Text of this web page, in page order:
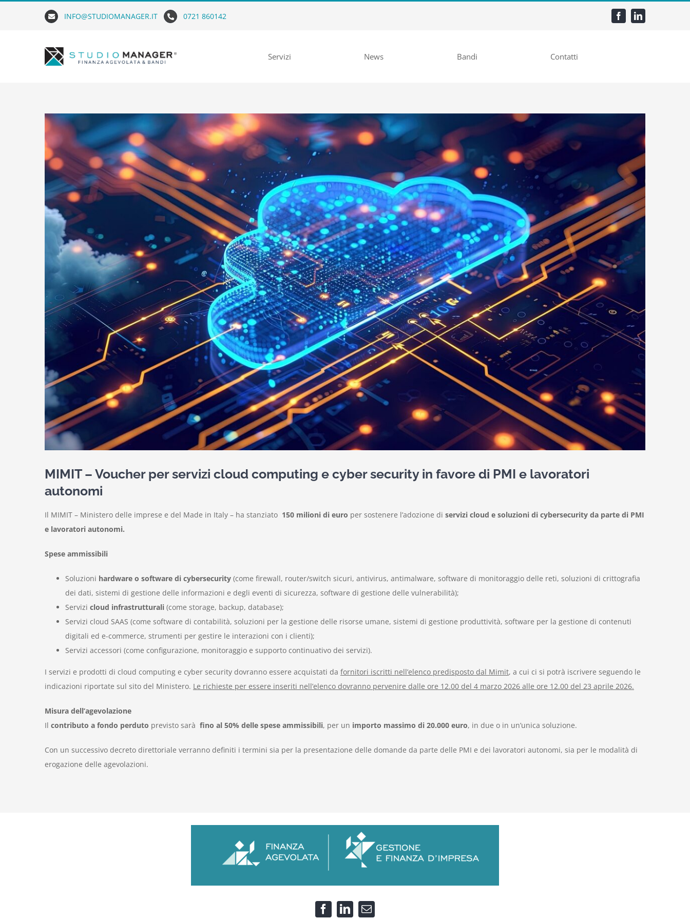
INFO@STUDIOMANAGER.IT 0721 860142
Servizi News Bandi Contatti
MIMIT – Voucher per servizi cloud computing e cyber security in favore di PMI e lavoratori
autonomi
Il MIMIT – Ministero delle imprese e del Made in Italy – ha stanziato 150 milioni di euro per sostenere l’adozione di servizi cloud e soluzioni di cybersecurity da parte di PMI
e lavoratori autonomi.
Spese ammissibili
Soluzioni hardware o software di cybersecurity (come firewall, router/switch sicuri, antivirus, antimalware, software di monitoraggio delle reti, soluzioni di crittografia
dei dati, sistemi di gestione delle informazioni e degli eventi di sicurezza, software di gestione delle vulnerabilità);
Servizi cloud infrastrutturali (come storage, backup, database);
Servizi cloud SAAS (come software di contabilità, soluzioni per la gestione delle risorse umane, sistemi di gestione produttività, software per la gestione di contenuti
digitali ed e-commerce, strumenti per gestire le interazioni con i clienti);
Servizi accessori (come configurazione, monitoraggio e supporto continuativo dei servizi).
I servizi e prodotti di cloud computing e cyber security dovranno essere acquistati da fornitori iscritti nell’elenco predisposto dal Mimit, a cui ci si potrà iscrivere seguendo le
indicazioni riportate sul sito del Ministero. Le richieste per essere inseriti nell’elenco dovranno pervenire dalle ore 12.00 del 4 marzo 2026 alle ore 12.00 del 23 aprile 2026.
Misura dell’agevolazione
Il contributo a fondo perduto previsto sarà fino al 50% delle spese ammissibili, per un importo massimo di 20.000 euro, in due o in un’unica soluzione.
Con un successivo decreto direttoriale verranno definiti i termini sia per la presentazione delle domande da parte delle PMI e dei lavoratori autonomi, sia per le modalità di
erogazione delle agevolazioni.